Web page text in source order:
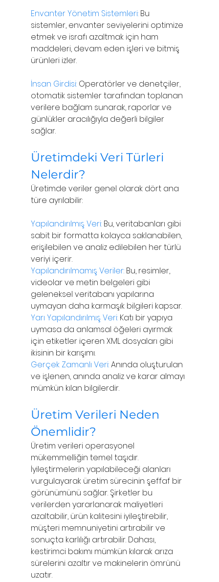
Envanter Yönetim Sistemleri: Bu
sistemler, envanter seviyelerini optimize
etmek ve israfı azaltmak için ham
maddeleri, devam eden işleri ve bitmiş
ürünleri izler.
İnsan Girdisi: Operatörler ve denetçiler,
otomatik sistemler tarafından toplanan
verilere bağlam sunarak, raporlar ve
günlükler aracılığıyla değerli bilgiler
sağlar.
Üretimdeki Veri Türleri
Nelerdir?
Üretimde veriler genel olarak dört ana
türe ayrılabilir:
Yapılandırılmış Veri: Bu, veritabanları gibi
sabit bir formatta kolayca saklanabilen,
erişilebilen ve analiz edilebilen her türlü
veriyi içerir.
Yapılandırılmamış Veriler: Bu, resimler,
videolar ve metin belgeleri gibi
geleneksel veritabanı yapılarına
uymayan daha karmaşık bilgileri kapsar.
Yarı Yapılandırılmış Veri: Katı bir yapıya
uymasa da anlamsal öğeleri ayırmak
için etiketler içeren XML dosyaları gibi
ikisinin bir karışımı.
Gerçek Zamanlı Veri: Anında oluşturulan
ve işlenen, anında analiz ve karar almayı
mümkün kılan bilgilerdir.
Üretim Verileri Neden
Önemlidir?
Üretim verileri operasyonel
mükemmelliğin temel taşıdır.
İyileştirmelerin yapılabileceği alanları
vurgulayarak üretim sürecinin şeffaf bir
görünümünü sağlar. Şirketler bu
verilerden yararlanarak maliyetleri
azaltabilir, ürün kalitesini iyileştirebilir,
müşteri memnuniyetini artırabilir ve
sonuçta karlılığı artırabilir. Dahası,
kestirimci bakımı mümkün kılarak arıza
sürelerini azaltır ve makinelerin ömrünü
uzatır.